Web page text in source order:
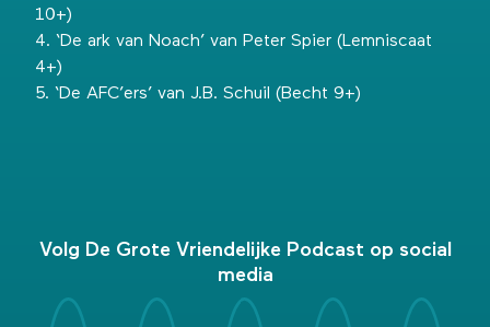
10+)
4. ‘De ark van Noach’ van Peter Spier (Lemniscaat
4+)
5. ‘De AFC’ers’ van J.B. Schuil (Becht 9+)
Volg De Grote Vriendelijke Podcast op social
media